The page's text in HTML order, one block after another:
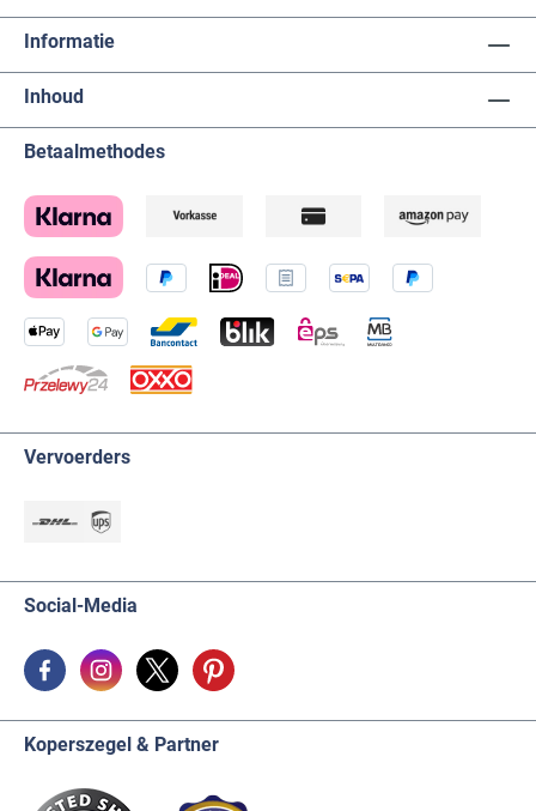
Informatie
Inhoud
Betaalmethodes
Vervoerders
Social-Media
Koperszegel & Partner